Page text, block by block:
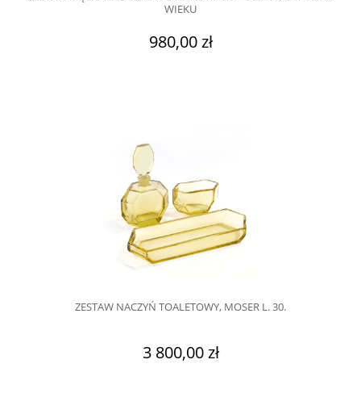
WIEKU
980,00 zł
ZESTAW NACZYŃ TOALETOWY, MOSER L. 30.
3 800,00 zł